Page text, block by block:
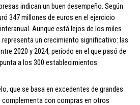
indican un buen desempeño. Según
347 millones de euros en el ejercicio
Aunque está lejos de los miles
un crecimiento significativo: las
2020 y 2024, período en el que pasó de
a los 300 establecimientos.
que se basa en excedentes de grandes
con compras en otros